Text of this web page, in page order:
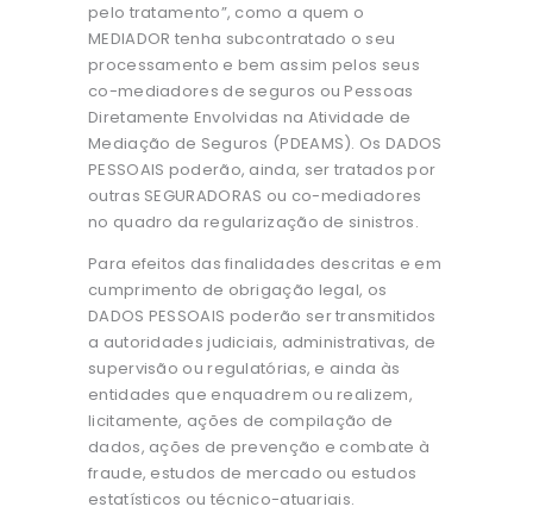
pelo tratamento”, como a quem o
MEDIADOR tenha subcontratado o seu
processamento e bem assim pelos seus
co-mediadores de seguros ou Pessoas
Diretamente Envolvidas na Atividade de
Mediação de Seguros (PDEAMS). Os DADOS
PESSOAIS poderão, ainda, ser tratados por
outras SEGURADORAS ou co-mediadores
no quadro da regularização de sinistros.
Para efeitos das finalidades descritas e em
cumprimento de obrigação legal, os
DADOS PESSOAIS poderão ser transmitidos
a autoridades judiciais, administrativas, de
supervisão ou regulatórias, e ainda às
entidades que enquadrem ou realizem,
licitamente, ações de compilação de
dados, ações de prevenção e combate à
fraude, estudos de mercado ou estudos
estatísticos ou técnico-atuariais.